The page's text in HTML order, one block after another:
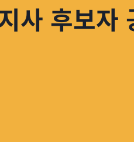
사 후보자